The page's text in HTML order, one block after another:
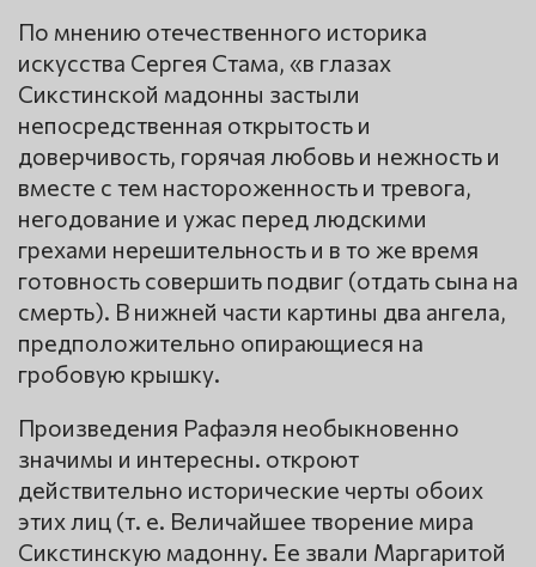
По мнению отечественного историка
искусства Сергея Стама, «в глазах
Сикстинской мадонны застыли
непосредственная открытость и
доверчивость, горячая любовь и нежность и
вместе с тем настороженность и тревога,
негодование и ужас перед людскими
грехами нерешительность и в то же время
готовность совершить подвиг (отдать сына на
смерть). В нижней части картины два ангела,
предположительно опирающиеся на
гробовую крышку.
Произведения Рафаэля необыкновенно
значимы и интересны. откроют
действительно исторические черты обоих
этих лиц (т. е. Величайшее творение мира
Сикстинскую мадонну. Ее звали Маргаритой